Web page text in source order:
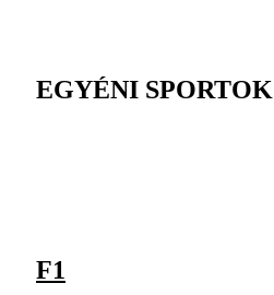
EGYÉNI SPORTOK
F1